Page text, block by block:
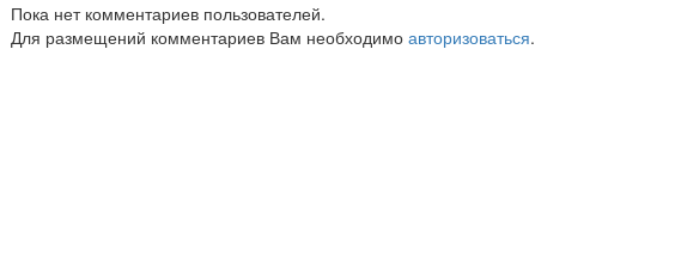
Пока нет комментариев пользователей.
Для размещений комментариев Вам необходимо авторизоваться.